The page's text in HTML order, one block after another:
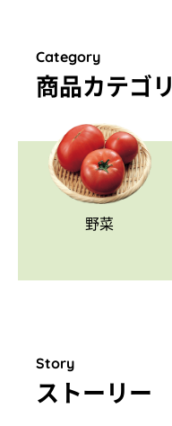
Category
商品カテゴリ
野菜
Story
ストー リ ー